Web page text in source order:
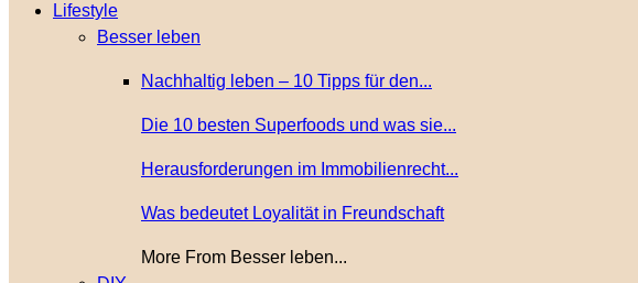
Lifestyle
Besser leben
Nachhaltig leben – 10 Tipps für den...
Die 10 besten Superfoods und was sie...
Herausforderungen im Immobilienrecht...
Was bedeutet Loyalität in Freundschaft
More From Besser leben...